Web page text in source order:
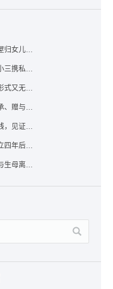
福州律师蔡思斌评析：离婚协议约定房屋归女儿所有，父亲去世后继母能否拒绝过户？
福州律师蔡思斌评析：丈夫离世后天降小三携私生子争遗产，法院正义判决保住原配80%份额！
福州律师蔡思斌评析：录音不具备遗嘱形式又无法证明赠与意愿——法院：按法定继承处理
福州律师蔡思斌解答：变天了：福州继承、赠与房产转让要收20%个税？福州国税官方回复来了！
福州律师蔡思斌评析：见证人欠继承人钱，见证遗嘱还有效吗？
福州律师蔡思斌评析：遗赠抚养协议订立四年后丧失民事行为能力，协议有效吗？
福州律师蔡思斌评析：二审改判！继父与生母离婚后，曾受其抚养的继子女是否仍享有继承权？